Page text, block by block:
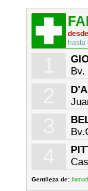
hasta
Gentileza de: